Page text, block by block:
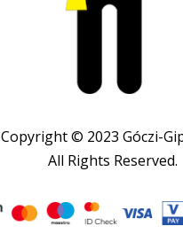
Copyright © 2023 Góczi-
All Rights Reserved.